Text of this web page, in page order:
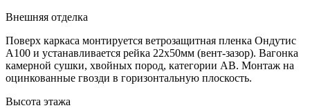
Внешняя отделка
Поверх каркаса монтируется ветрозащитная пленка Ондутис
А100 и устанавливается рейка 22х50мм (вент-зазор). Вагонка
камерной сушки, хвойных пород, категории АВ. Монтаж на
оцинкованные гвозди в горизонтальную плоскость.
Высота этажа